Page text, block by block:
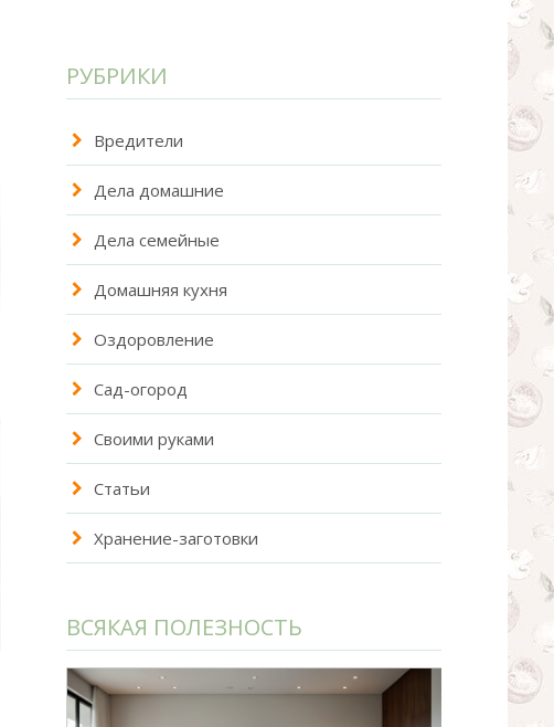
РУБРИКИ
Вредители
Дела домашние
Дела семейные
Домашняя кухня
Оздоровление
Сад-огород
Своими руками
Статьи
Хранение-заготовки
ВСЯКАЯ ПОЛЕЗНОСТЬ